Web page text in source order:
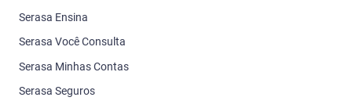
Serasa Ensina
Serasa Você Consulta
Serasa Minhas Contas
Serasa Seguros